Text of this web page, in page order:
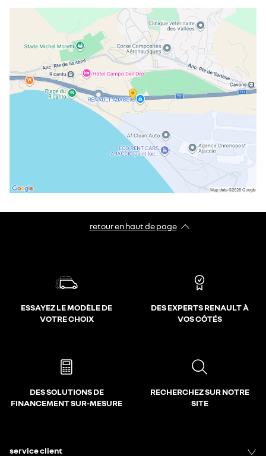
mardi
08:00 - 12:00 14:00 - 19:00
mercredi
08:00 - 12:00
14:00 - 19:00
08:00 - 12:0014:00 - 19:00
08:00 - 12:0014:00 - 19:00
samedi
08:00 - 12:0014:00 - 18:30
dimanche
fermé
retour en haut de page​
ESSAYEZ LE MODÈLE DE
VOTRE CHOIX
DES EXPERTS RENAULT À
VOS CÔTÉS
DES SOLUTIONS DE
FINANCEMENT SUR-MESURE
RECHERCHEZ SUR NOTRE
SITE
service client